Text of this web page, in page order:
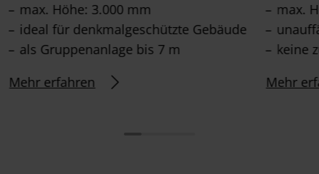
max. Höhe: 3.000 mm
ideal für denkmalgeschützte Gebäude
als Gruppenanlage bis 7 m
Mehr erfahren
max.
keine
Mehr